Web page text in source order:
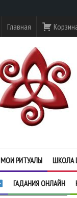
Главная
МОИ РИТУАЛЫ ШКОЛА
ГАДАНИЯ ОНЛАЙН